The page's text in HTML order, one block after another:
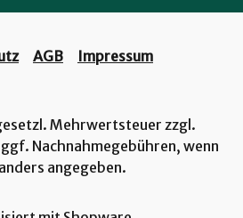
AGB Impressum
Mehrwertsteuer zzgl.
Nachnahmegebühren, wenn
angegeben.